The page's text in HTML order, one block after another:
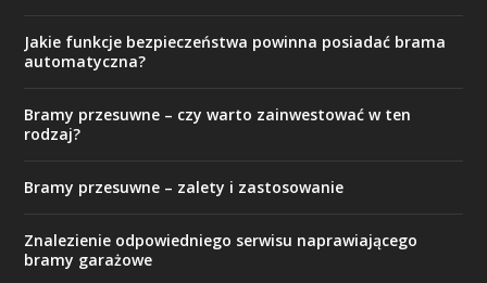
Jakie funkcje bezpieczeństwa powinna posiadać brama
automatyczna?
Bramy przesuwne – czy warto zainwestować w ten
rodzaj?
Bramy przesuwne – zalety i zastosowanie
Znalezienie odpowiedniego serwisu naprawiającego
bramy garażowe